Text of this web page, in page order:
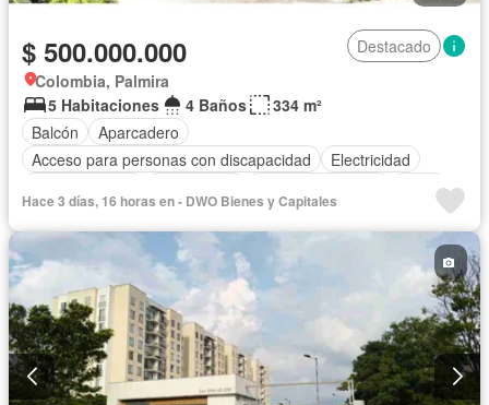
$ 500.000.000
Destacado
Colombia, Palmira
5 Habitaciones
4 Baños
334 m²
Balcón
Aparcadero
Acceso para personas con discapacidad
Electricidad
Patio
Hace 3 días, 16 horas en - DWO Bienes y Capitales